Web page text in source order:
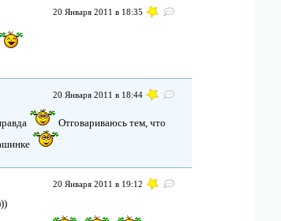
20 Января 2011 в 18:35
20 Января 2011 в 18:44
Отговариваюсь тем, что
20 Января 2011 в 19:12